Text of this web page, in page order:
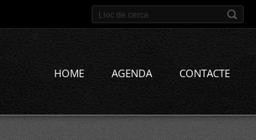
HOME AGENDA CONTACTE